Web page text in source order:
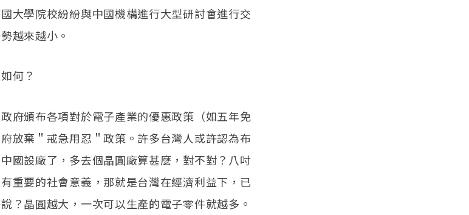
大學院校紛紛與中國機構進行大型研討會進行交
越來越小。
何？
府頒布各項對於電子產業的優惠政策（如五年免
放棄＂戒急用忍＂政策。許多台灣人或許認為布
國設廠了，多去個晶圓廠算甚麼，對不對？八吋
重要的社會意義，那就是台灣在經濟利益下，已
？晶圓越大，一次可以生產的電子零件就越多。